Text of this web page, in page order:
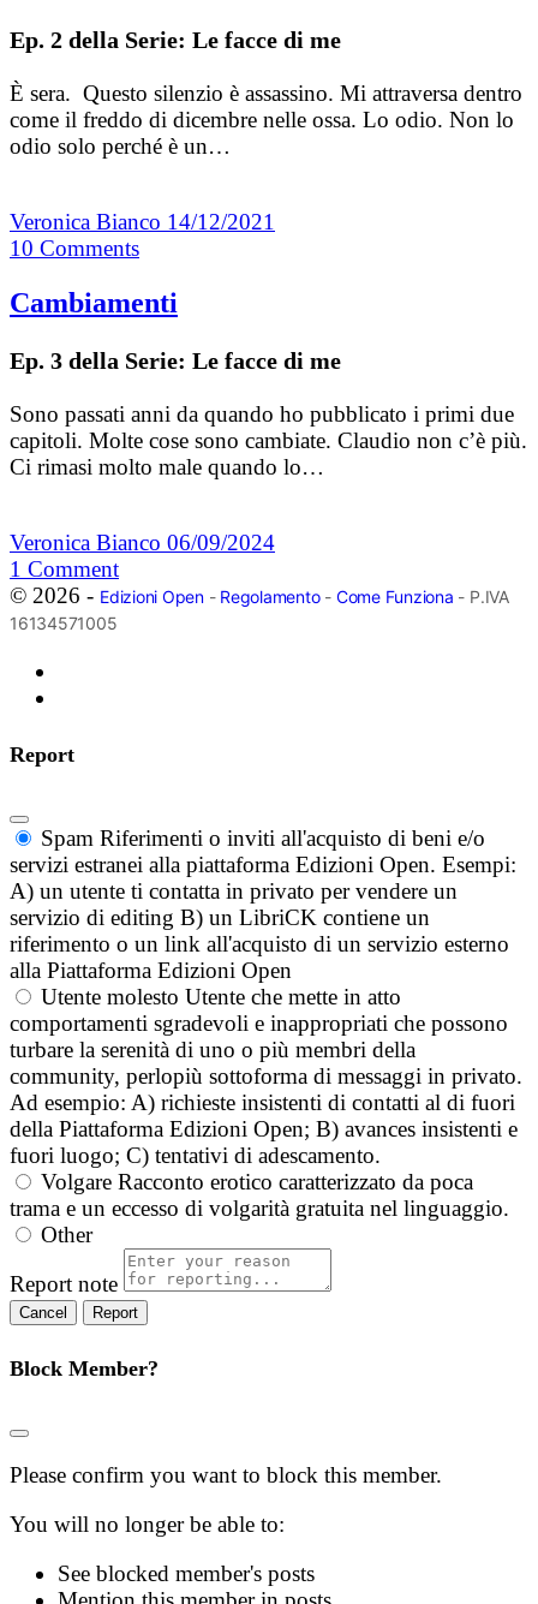
Ep. 2 della Serie: Le facce di me
È sera. Questo silenzio è assassino. Mi attraversa dentro
come il freddo di dicembre nelle ossa. Lo odio. Non lo
odio solo perché è un…
Veronica Bianco 14/12/2021
10 Comments
Cambiamenti
Ep. 3 della Serie: Le facce di me
Sono passati anni da quando ho pubblicato i primi due
capitoli. Molte cose sono cambiate. Claudio non c’è più.
Ci rimasi molto male quando lo…
Veronica Bianco 06/09/2024
1 Comment
© 2026 - Edizioni Open- Regolamento- Come Funziona - P.IVA
16134571005
Report
Spam Riferimenti o inviti all'acquisto di beni e/o
servizi estranei alla piattaforma Edizioni Open. Esempi:
A) un utente ti contatta in privato per vendere un
servizio di editing B) un LibriCK contiene un
riferimento o un link all'acquisto di un servizio esterno
alla Piattaforma Edizioni Open
Utente molesto Utente che mette in atto
comportamenti sgradevoli e inappropriati che possono
turbare la serenità di uno o più membri della
community, perlopiù sottoforma di messaggi in privato.
Ad esempio: A) richieste insistenti di contatti al di fuori
della Piattaforma Edizioni Open; B) avances insistenti e
fuori luogo; C) tentativi di adescamento.
Volgare Racconto erotico caratterizzato da poca
trama e un eccesso di volgarità gratuita nel linguaggio.
Other
Report note
Report
Block Member?
Please confirm you want to block this member.
You will no longer be able to:
See blocked member's posts